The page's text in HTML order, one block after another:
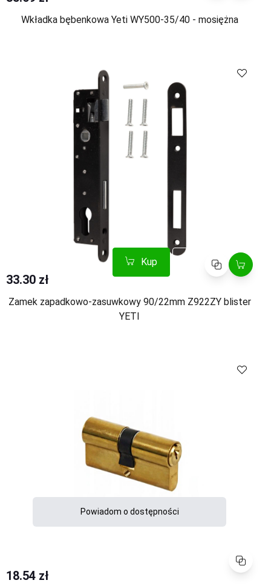
Wkładka bębenkowa Yeti WY500-35/40 - mosiężna
Kup Porównaj
33.30 zł
Zamek zapadkowo-zasuwkowy 90/22mm Z922ZY blister
YETI
Porównaj
Powiadom o dostępności
18.54 zł